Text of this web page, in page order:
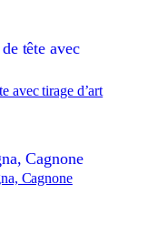
avec tirage d’art
Cagnone